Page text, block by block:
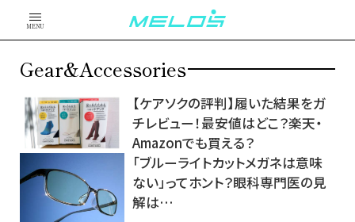
MENU
Gear&Accessories
【ケアソクの評判】履いた結果をガ
チレビュー！最安値はどこ？楽天・
Amazonでも買える？
「ブルーライトカットメガネは意味
ない」ってホント？眼科専門医の見
解は…